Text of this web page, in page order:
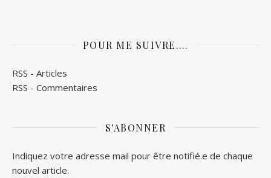
POUR ME SUIVRE….
RSS - Articles
RSS - Commentaires
S'ABONNER
Indiquez votre adresse mail pour être notifié.e de chaque
nouvel article.